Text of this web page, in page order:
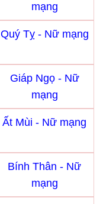
mạng
Quý Tỵ - Nữ mạng
Giáp Ngọ - Nữ
mạng
Ất Mùi - Nữ mạng
Bính Thân - Nữ
mạng